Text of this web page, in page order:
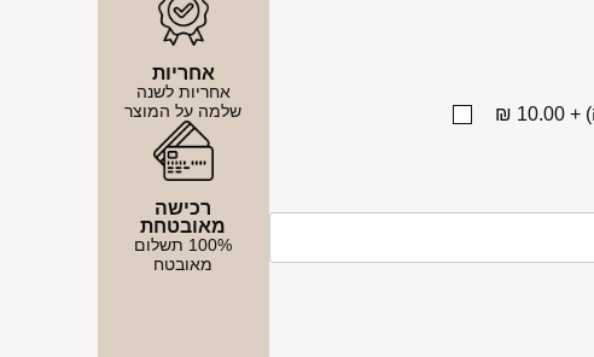
+
10.00 ₪
אחריות
אחריות לשנה
שלמה על המוצר
רכישה
מאובטחת
100% תשלום
מאובטח